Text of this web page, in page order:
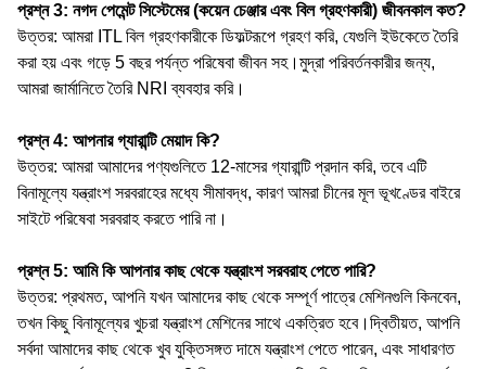
প্রশ্ন 3: নগদ পেমেন্ট সিস্টেমের (কয়েন চেঞ্জার এবং বিল গ্রহণকারী) জীবনকাল কত?
উত্তর: আমরা ITL বিল গ্রহণকারীকে ডিফল্টরূপে গ্রহণ করি, যেগুলি ইউকেতে তৈরি
করা হয় এবং গড়ে 5 বছর পর্যন্ত পরিষেবা জীবন সহ।মুদ্রা পরিবর্তনকারীর জন্য,
আমরা জার্মানিতে তৈরি NRI ব্যবহার করি।
প্রশ্ন 4: আপনার গ্যারান্টি মেয়াদ কি?
উত্তর: আমরা আমাদের পণ্যগুলিতে 12-মাসের গ্যারান্টি প্রদান করি, তবে এটি
বিনামূল্যে যন্ত্রাংশ সরবরাহের মধ্যে সীমাবদ্ধ, কারণ আমরা চীনের মূল ভূখণ্ডের বাইরে
সাইটে পরিষেবা সরবরাহ করতে পারি না।
প্রশ্ন 5: আমি কি আপনার কাছ থেকে যন্ত্রাংশ সরবরাহ পেতে পারি?
উত্তর: প্রথমত, আপনি যখন আমাদের কাছ থেকে সম্পূর্ণ পাত্রে মেশিনগুলি কিনবেন,
তখন কিছু বিনামূল্যের খুচরা যন্ত্রাংশ মেশিনের সাথে একত্রিত হবে।দ্বিতীয়ত, আপনি
সর্বদা আমাদের কাছ থেকে খুব যুক্তিসঙ্গত দামে যন্ত্রাংশ পেতে পারেন, এবং সাধারণত